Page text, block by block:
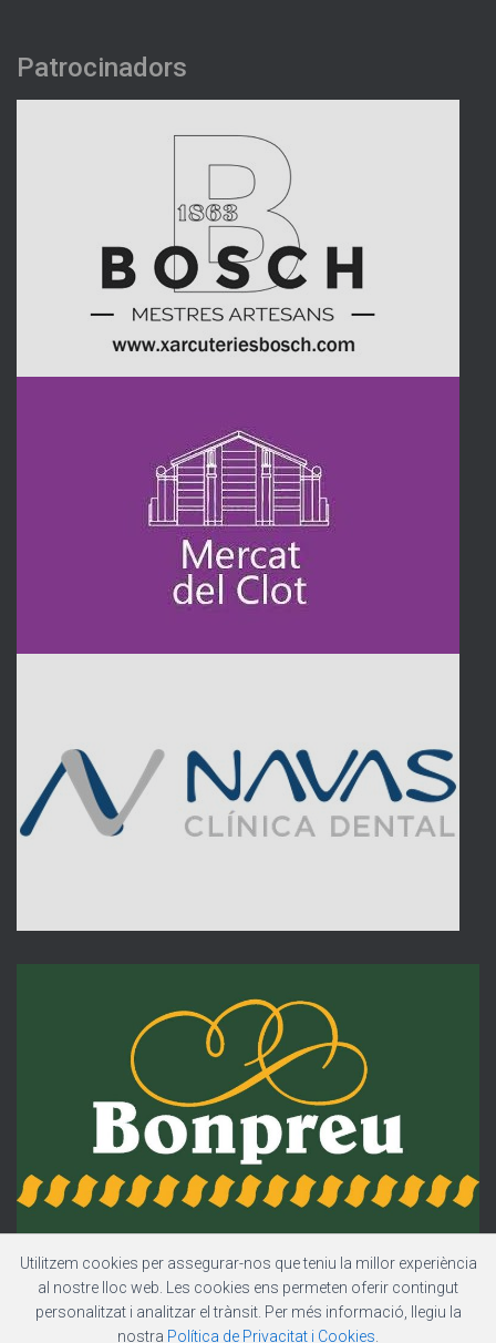
Patrocinadors
Utilitzem cookies per assegurar-nos que teniu la millor experiència
al nostre lloc web. Les cookies ens permeten oferir contingut
personalitzat i analitzar el trànsit. Per més informació, llegiu la
nostra Política de Privacitat i Cookies